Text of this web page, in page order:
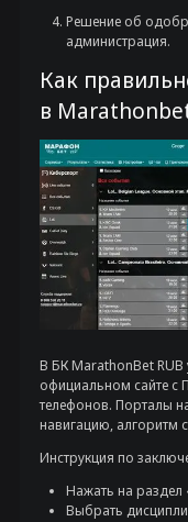
Решение об
администрация.
Как
в
В БК MarathonBet
официальном сайте с
телефонов. Порталы
навигацию, алгоритм
Инструкция по
Нажать на раздел
Выбрать